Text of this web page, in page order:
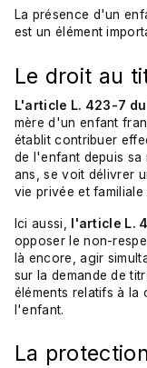
La présence d'un
est un élément
Le droit au
L'article L. 423-7 du
mère d'un enfant
établit contribuer
de l'enfant depuis sa
ans, se voit délivrer
vie privée et familiale
Ici aussi, l'article L.
opposer le non-
là encore, agir
sur la demande de
éléments relatifs à
l'enfant.
La